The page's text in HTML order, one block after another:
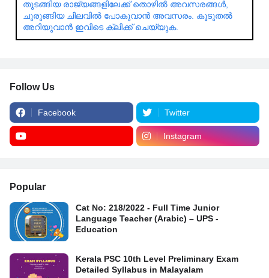
തുടങ്ങിയ രാജ്യങ്ങളിലേക്ക് തൊഴിൽ അവസരങ്ങൾ,
ചുരുങ്ങിയ ചിലവിൽ പോകുവാൻ അവസരം. കൂടുതൽ
അറിയുവാൻ ഇവിടെ ക്ലിക്ക് ചെയ്യുക.
Follow Us
Facebook Twitter
Instagram
Popular
Cat No: 218/2022 - Full Time Junior
Language Teacher (Arabic) – UPS -
Education
Kerala PSC 10th Level Preliminary Exam
Detailed Syllabus in Malayalam